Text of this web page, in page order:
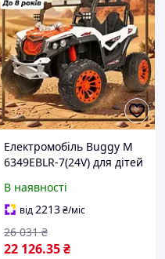
Електромобіль Buggy M
6349EBLR-7(24V) для дітей
навантаженням до 50 кг,
швидкістю до 8 км/год, з
двомісним сидінням
В наявності
від2213₴/міс
22 126.35₴
26 031 ₴